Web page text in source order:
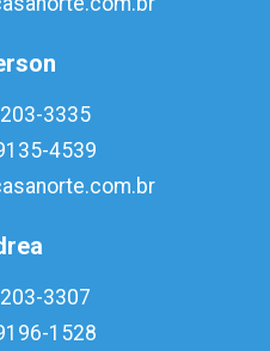
3335
4539
3307
1528